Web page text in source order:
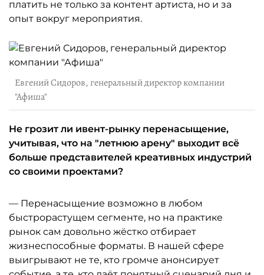
платить не только за контент артиста, но и за
опыт вокруг мероприятия.
Евгений Сидоров, генеральный директор компании
"Афиша"
Не грозит ли ивент-рынку перенасыщение,
учитывая, что на "летнюю арену" выходит всё
больше представителей креативных индустрий
со своими проектами?
— Перенасыщение возможно в любом
быстрорастущем сегменте, но на практике
рынок сам довольно жёстко отбирает
жизнеспособные форматы. В нашей сфере
выигрывают не те, кто громче анонсирует